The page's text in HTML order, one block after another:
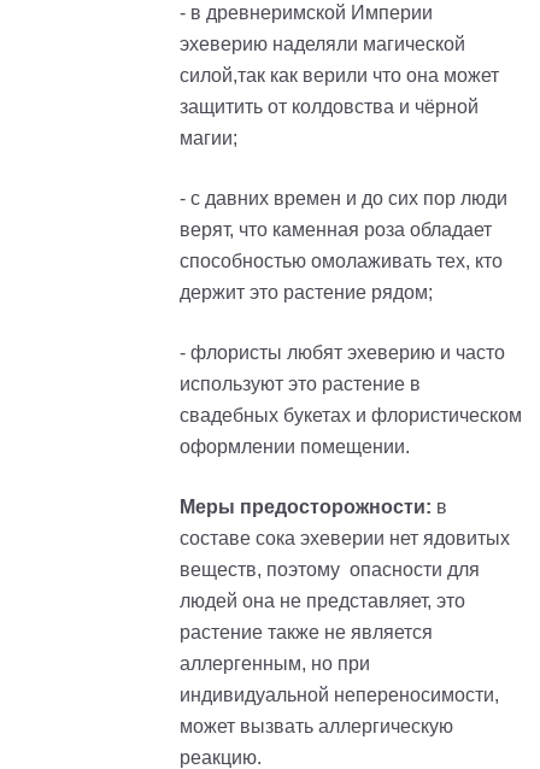
- в древнеримской Империи
эхеверию наделяли магической
силой,так как верили что она может
защитить от колдовства и чёрной
магии;
- с давних времен и до сих пор люди
верят, что каменная роза обладает
способностью омолаживать тех, кто
держит это растение рядом;
- флористы любят эхеверию и часто
используют это растение в
свадебных букетах и флористическом
оформлении помещении.
Меры предосторожности: в
составе сока эхеверии нет ядовитых
веществ, поэтому опасности для
людей она не представляет, это
растение также не является
аллергенным, но при
индивидуальной непереносимости,
может вызвать аллергическую
реакцию.